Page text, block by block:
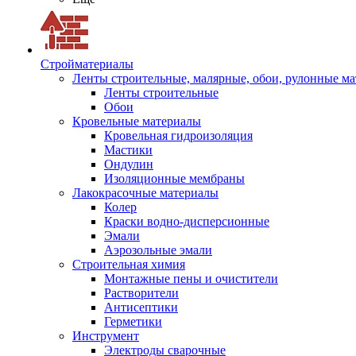
Стройматериалы
Ленты строительные, малярные, обои, рулонные
Ленты строительные
Обои
Кровельные материалы
Кровельная гидроизоляция
Мастики
Ондулин
Изоляционные мембраны
Лакокрасочные материалы
Колер
Краски водно-дисперсионные
Эмали
Аэрозольные эмали
Строительная химия
Монтажные пены и очистители
Растворители
Антисептики
Герметики
Инструмент
Электроды сварочные